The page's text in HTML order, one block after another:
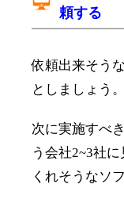
頼する
依頼出来そう
としましょう。
次に実施すべ
う会社2~3社
くれそうなソ